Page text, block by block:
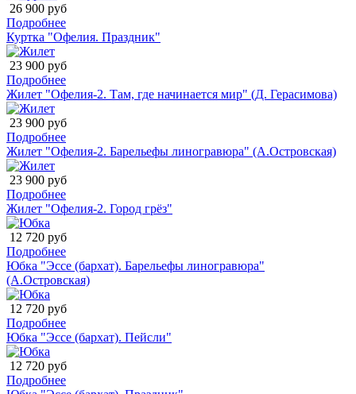
26 900 руб
Подробнее
Куртка "Офелия. Праздник"
23 900 руб
Подробнее
Жилет "Офелия-2. Там, где начинается мир" (Д. Герасимова)
23 900 руб
Подробнее
Жилет "Офелия-2. Барельефы линогравюра" (А.Островская)
23 900 руб
Подробнее
Жилет "Офелия-2. Город грёз"
12 720 руб
Подробнее
Юбка "Эссе (бархат). Барельефы линогравюра"
(А.Островская)
12 720 руб
Подробнее
Юбка "Эссе (бархат). Пейсли"
12 720 руб
Подробнее